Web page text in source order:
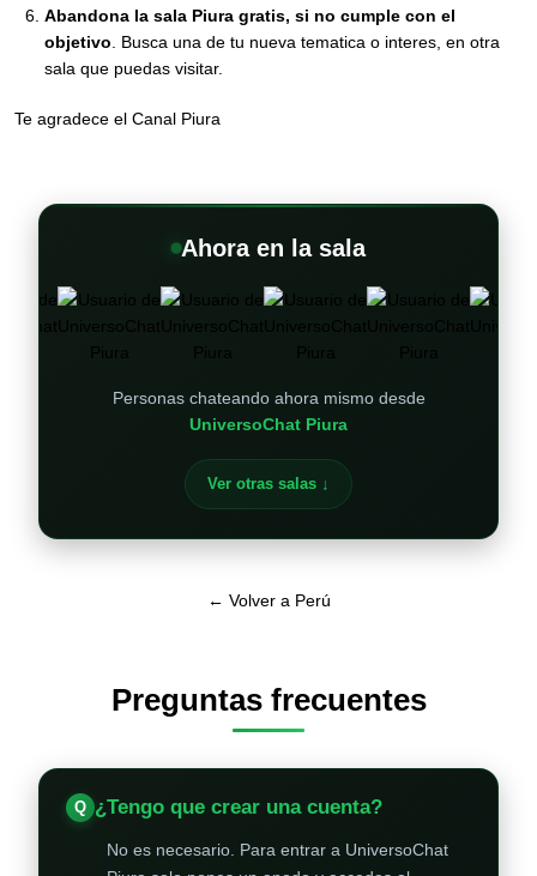
Abandona la sala Piura gratis, si no cumple con el
objetivo . Busca una de tu nueva tematica o interes, en otra
sala que puedas visitar.
Te agradece el Canal Piura
Ahora en la sala
Personas chateando ahora mismo desde
UniversoChat Piura
Ver otras salas ↓
← Volver a Perú
Preguntas frecuentes
¿Tengo que crear una cuenta?
No es necesario. Para entrar a UniversoChat